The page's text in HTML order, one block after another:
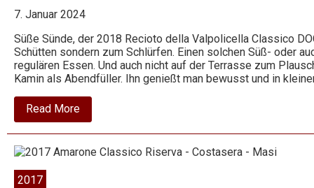
7. Januar 2024
Süße Sünde, der 2018 Recioto della Valpolicella Classico
Schütten sondern zum Schlürfen. Einen solchen Süß- oder
regulären Essen. Und auch nicht auf der Terrasse zum
Kamin als Abendfüller. Ihn genießt man bewusst und in
Read Moreabout
2018
Recioto
–
2017